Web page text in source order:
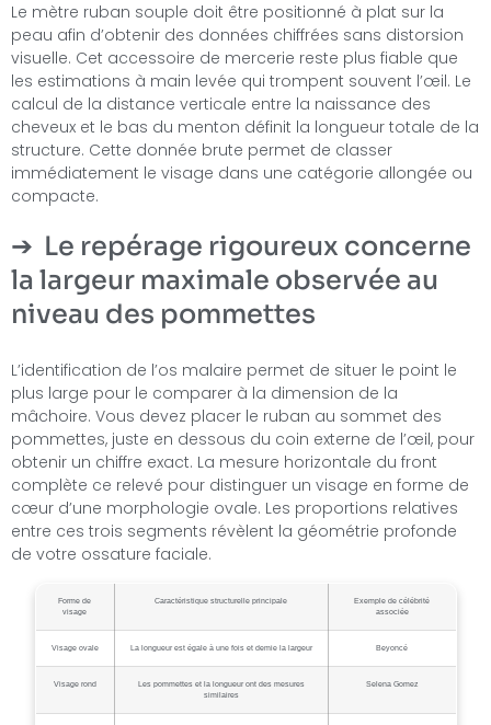
Le mètre ruban souple doit être positionné à plat sur la
peau afin d’obtenir des données chiffrées sans distorsion
visuelle. Cet accessoire de mercerie reste plus fiable que
les estimations à main levée qui trompent souvent l’œil. Le
calcul de la distance verticale entre la naissance des
cheveux et le bas du menton définit la longueur totale de la
structure. Cette donnée brute permet de classer
immédiatement le visage dans une catégorie allongée ou
compacte.
Le repérage rigoureux concerne
la largeur maximale observée au
niveau des pommettes
L’identification de l’os malaire permet de situer le point le
plus large pour le comparer à la dimension de la
mâchoire. Vous devez placer le ruban au sommet des
pommettes, juste en dessous du coin externe de l’œil, pour
obtenir un chiffre exact. La mesure horizontale du front
complète ce relevé pour distinguer un visage en forme de
cœur d’une morphologie ovale. Les proportions relatives
entre ces trois segments révèlent la géométrie profonde
de votre ossature faciale.
Forme de
visage
Caractéristique structurelle principale
Exemple de célébrité
associée
Visage ovale La longueur est égale à une fois et demie la largeur Beyoncé
Visage rond
Les pommettes et la longueur ont des mesures
similaires
Selena Gomez